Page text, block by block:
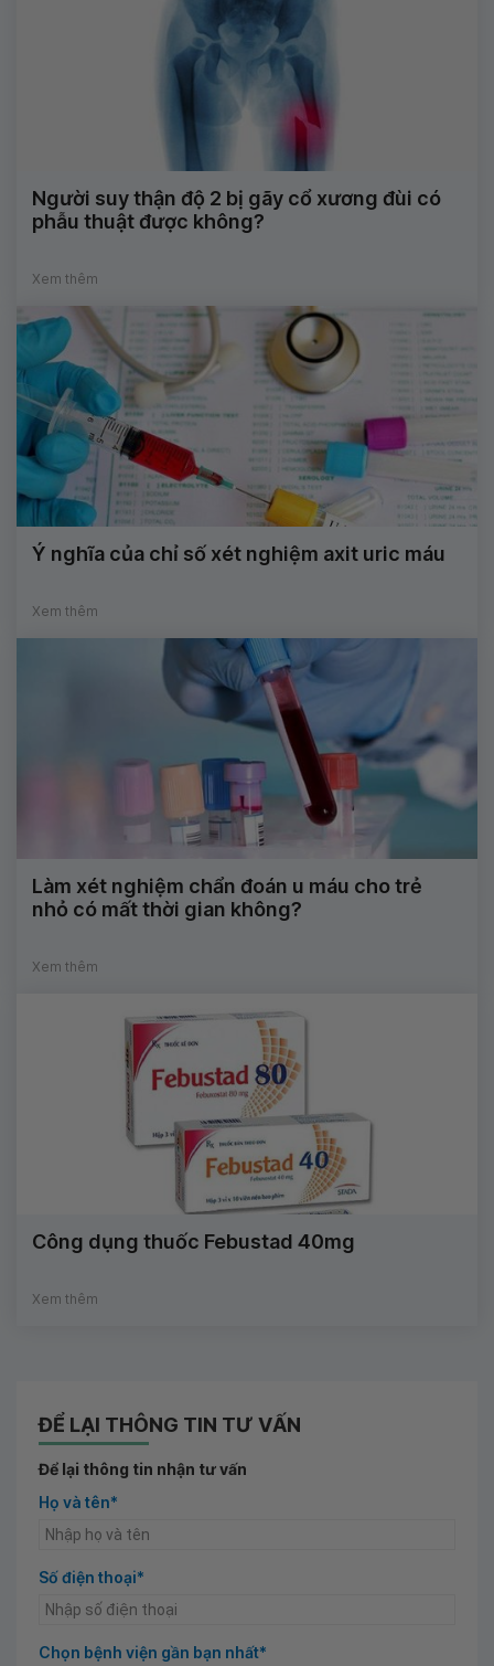
Người suy thận độ 2 bị gãy cổ xương đùi có
phẫu thuật được không?
Xem thêm
Ý nghĩa của chỉ số xét nghiệm axit uric máu
Xem thêm
Làm xét nghiệm chẩn đoán u máu cho trẻ
nhỏ có mất thời gian không?
Xem thêm
Công dụng thuốc Febustad 40mg
Xem thêm
ĐỂ LẠI THÔNG TIN TƯ VẤN
Để lại thông tin nhận tư vấn
Họ và tên*
Số điện thoại*
Chọn bệnh viện gần bạn nhất*